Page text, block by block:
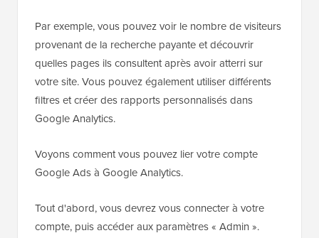
Par exemple, vous pouvez voir le nombre de visiteurs
provenant de la recherche payante et découvrir
quelles pages ils consultent après avoir atterri sur
votre site. Vous pouvez également utiliser différents
filtres et créer des rapports personnalisés dans
Google Analytics.
Voyons comment vous pouvez lier votre compte
Google Ads à Google Analytics.
Tout d'abord, vous devrez vous connecter à votre
compte, puis accéder aux paramètres « Admin ».